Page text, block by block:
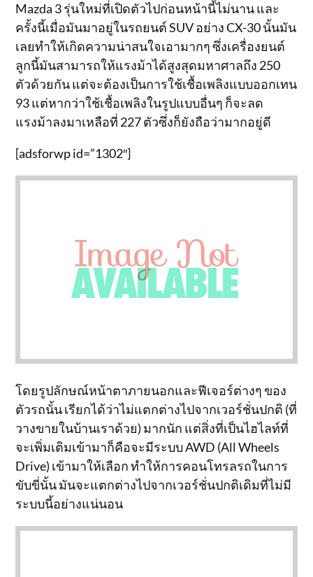
Mazda 3 รุ่นใหม่ที่เปิดตัวไปก่อนหน้านี้ไม่นาน และ
ครั้งนี้เมื่อมันมาอยู่ในรถยนต์ SUV อย่าง CX-30 นั้นมัน
เลยทำให้เกิดความน่าสนใจเอามากๆ ซึ่งเครื่องยนต์
ลูกนี้มันสามารถให้แรงม้าได้สูงสุดมหาศาลถึง 250
ตัวด้วยกัน แต่จะต้องเป็นการใช้เชื้อเพลิงแบบออกเทน
93 แต่หากว่าใช้เชื้อเพลิงในรูปแบบอื่นๆ ก็จะลด
แรงม้าลงมาเหลือที่ 227 ตัวซึ่งก็ยังถือว่ามากอยู่ดี
[adsforwp id=”1302″]
โดยรูปลักษณ์หน้าตาภายนอกและฟีเจอร์ต่างๆ ของ
ตัวรถนั้น เรียกได้ว่าไม่แตกต่างไปจากเวอร์ชั่นปกติ (ที่
วางขายในบ้านเราด้วย) มากนัก แต่สิ่งที่เป็นไฮไลท์ที่
จะเพิ่มเติมเข้ามาก็คือจะมีระบบ AWD (All Wheels
Drive) เข้ามาให้เลือก ทำให้การคอนโทรลรถในการ
ขับขี่นั้น มันจะแตกต่างไปจากเวอร์ชั่นปกติเดิมที่ไม่มี
ระบบนี้อย่างแน่นอน